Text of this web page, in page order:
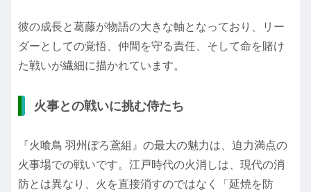
彼の成長と葛藤が物語の大きな軸となっており、リー
ダーとしての覚悟、仲間を守る責任、そして命を賭け
た戦いが繊細に描かれています。
火事との戦いに挑む侍たち
『火喰鳥 羽州ぼろ鳶組』の最大の魅力は、迫力満点の
火事場での戦いです。江戸時代の火消しは、現代の消
防とは異なり、火を直接消すのではなく「延焼を防